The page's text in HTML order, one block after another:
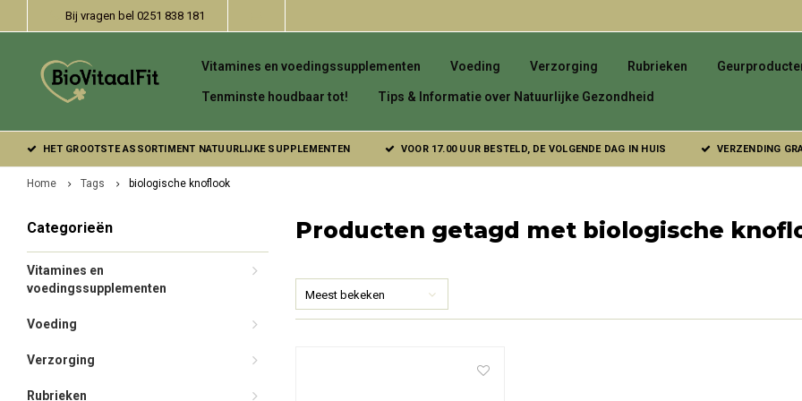
Bij vragen bel 0251 838 181
Vitamines en voedingssupplementen Voeding Verzorging Rubrieken
Tenminste houdbaar tot! Tips & Informatie over Natuurlijke Gezondheid
HET GROOTSTE ASSORTIMENT NATUURLIJKE SUPPLEMENTEN VOOR 17.00 UUR BESTELD, DE VOLGENDE DAG IN HUIS VERZENDING
Home Tags biologische knoflook
Categorieën
Vitamines en
voedingssupplementen
Voeding
Verzorging
Rubrieken
Producten getagd met biologische
Meest bekeken